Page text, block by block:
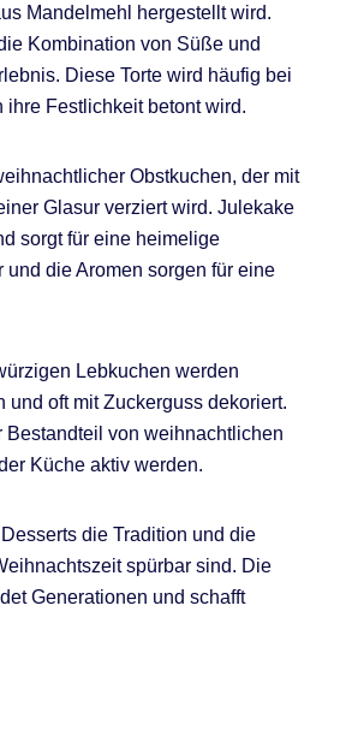
Mandelmehl hergestellt wird.
Kombination von Süße und
Diese Torte wird häufig bei
Festlichkeit betont wird.
Obstkuchen, der mit
Glasur verziert wird. Julekake
sorgt für eine heimelige
die Aromen sorgen für eine
Lebkuchen werden
oft mit Zuckerguss dekoriert.
von weihnachtlichen
Küche aktiv werden.
die Tradition und die
spürbar sind. Die
Generationen und schafft